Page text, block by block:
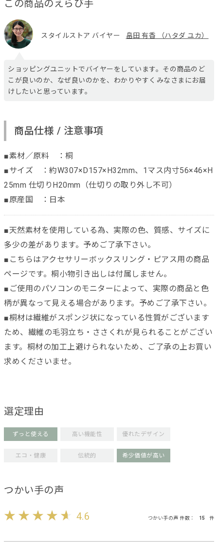
この商品のえらび手
スタイルストア バイヤー 畠田 有香 （ハタダ ユカ）
ショッピングユニットでバイヤーをしています。その商品のど
こが良いのか、なぜ良いのかを、わかりやすくみなさまにお届
けしたいと思っています。
商品仕様 / 注意事項
■素材／原料 ：桐
■サイズ ：約W307×D157×H32mm、1マス内寸56×46×H
25mm 仕切りH20mm（仕切りの取り外し不可）
■原産国 ：日本
■天然素材を使用している為、実際の色、質感、サイズに
多少の差があります。予めご了承下さい。
■こちらはアクセサリーボックスリング・ピアス用の商品
ページです。桐小物引き出しは付属しません。
■ご使用のパソコンのモニターによって、実際の商品と色
柄が異なって見える場合があります。予めご了承下さい。
■桐材は繊維がスポンジ状になっている性質がございます
ため、繊維の毛羽立ち・ささくれが見られることがござい
ます。桐材の加工上避けられないため、ご了承の上お買い
求めくださいませ。
選定理由
ずっと使える 高い機能性 優れたデザイン
エコ・健康 伝統的 希少価値が高い
つかい手の声
4.6 つかい手の声 件数： 15 件